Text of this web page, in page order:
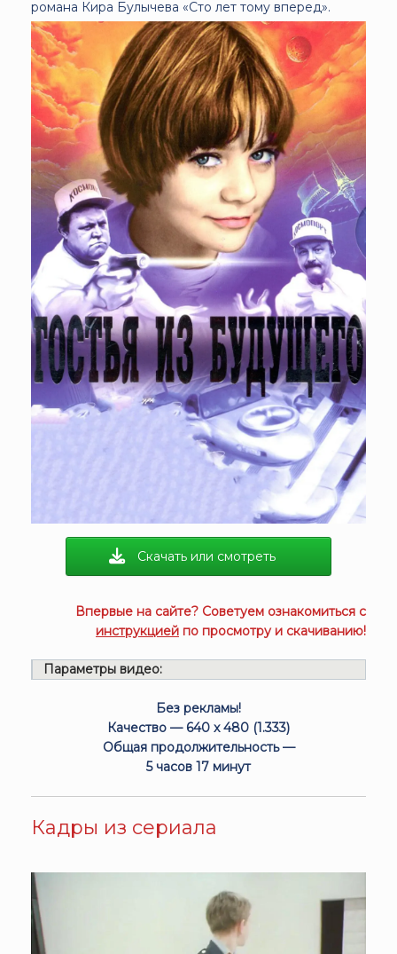
романа Кира Булычева «Сто лет тому вперед».
Скачать или смотреть
Впервые на сайте? Советуем ознакомиться с
инструкцией по просмотру и скачиванию!
Параметры видео:
Без рекламы!
Качество — 640 x 480 (1.333)
Общая продолжительность —
5 часов 17 минут
Кадры из сериала